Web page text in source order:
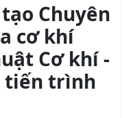
Chuyên
cơ khí
Cơ khí -
tiến trình